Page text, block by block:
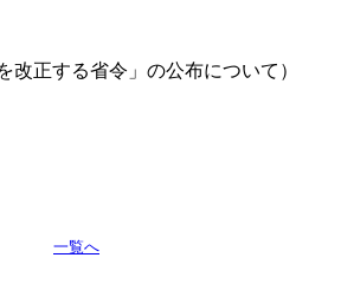
正する省令」の公布について）
一覧へ